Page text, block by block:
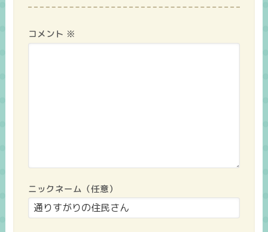
コメント ※
ニックネーム（任意）